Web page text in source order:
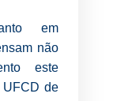
em
não
este
UFCD de